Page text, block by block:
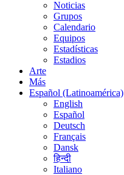
Noticias
Grupos
Calendario
Equipos
Estadísticas
Estadios
Arte
Más
Español (Latinoamérica)
English
Español
Deutsch
Français
Dansk
हिन्दी
Italiano